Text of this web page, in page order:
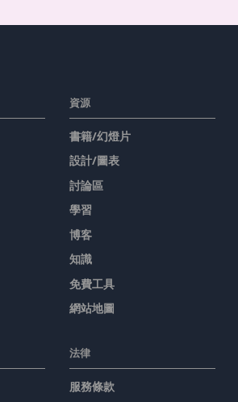
資源
書籍/幻燈片
設計/圖表
討論區
學習
博客
知識
免費工具
網站地圖
法律
服務條款